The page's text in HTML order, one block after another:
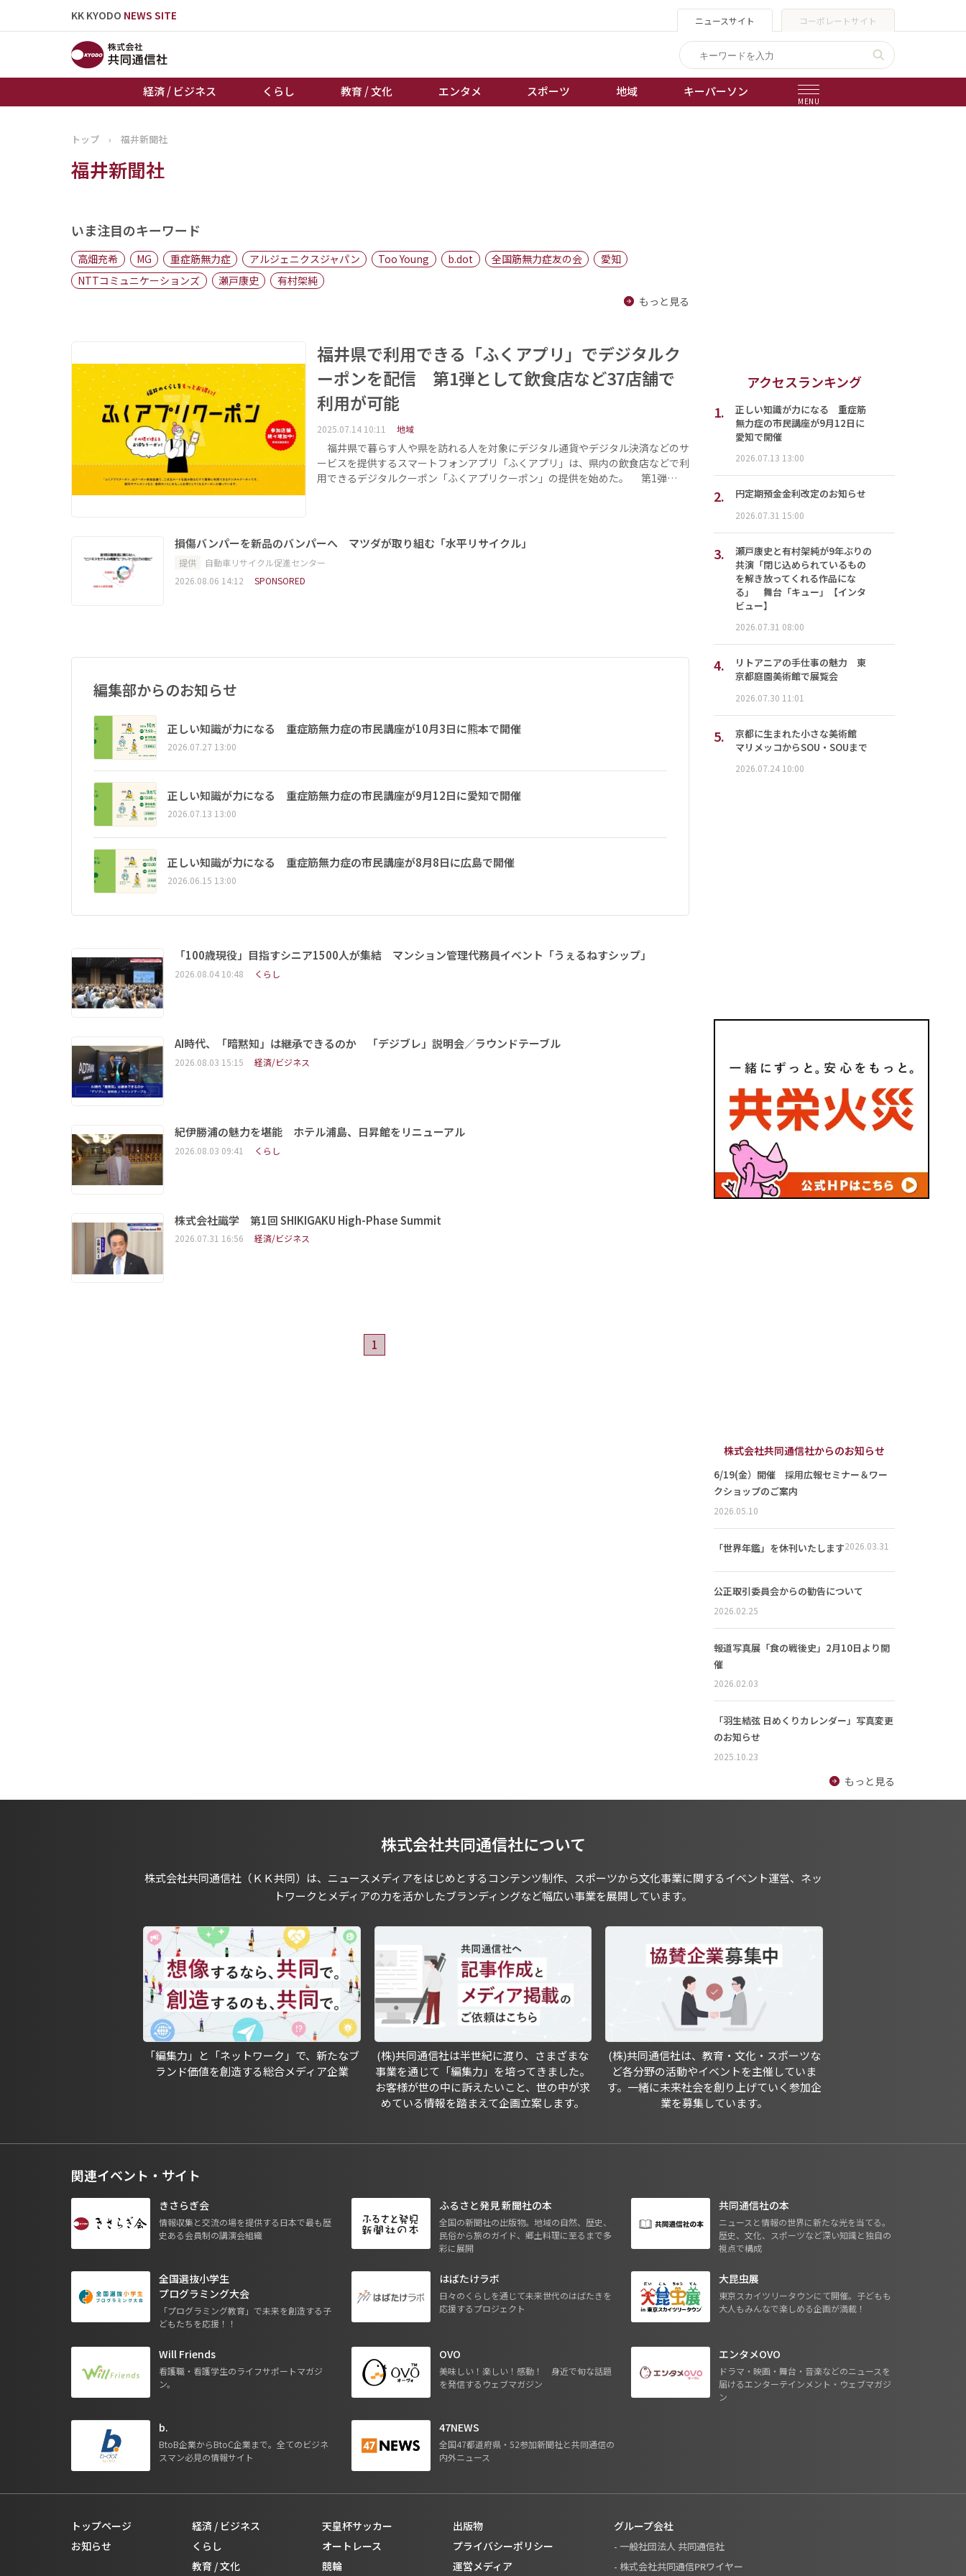
KK KYODO NEWS SITE ニュースサイト コーポレートサイト
経済 / ビジネス くらし 教育 / 文化 エンタメ スポーツ 地域 キーパーソン
MENU
トップページ
お知らせ
地域
棋王戦
トップ › 福井新聞社
福井新聞社
いま注目のキーワード
高畑充希 MG 重症筋無力症 アルジェニクスジャパン Too Young b.dot 全国筋無力症友の会
愛知
NTTコミュニケーションズ
瀬戸康史
有村架純
もっと見る
福井県で利用できる「ふくアプリ」でデジタルク
ーポンを配信 第1弾として飲食店など37店舗で
利用が可能
2025.07.14 10:11 地域
福井県で暮らす人や県を訪れる人を対象にデジタル通貨やデジタル決済などのサ
ービスを提供するスマートフォンアプリ「ふくアプリ」は、県内の飲食店などで利
用できるデジタルクーポン「ふくアプリクーポン」の提供を始めた。 第1弾…
損傷バンパーを新品のバンパーへ マツダが取り組む「水平リサイクル」
提供
自動車リサイクル促進センター
2026.08.06 14:12
SPONSORED
編集部からのお知らせ
正しい知識が力になる 重症筋無力症の市民講座が10月3日に熊本で開催
2026.07.27 13:00
正しい知識が力になる 重症筋無力症の市民講座が9月12日に愛知で開催
2026.07.13 13:00
正しい知識が力になる 重症筋無力症の市民講座が8月8日に広島で開催
2026.06.15 13:00
「100歳現役」目指すシニア1500人が集結 マンション管理代務員イベント「うぇるねすシップ」
2026.08.04 10:48 くらし
AI時代、「暗黙知」は継承できるのか 「デジブレ」説明会／ラウンドテーブル
2026.08.03 15:15 経済/ビジネス
紀伊勝浦の魅力を堪能 ホテル浦島、日昇館をリニューアル
2026.08.03 09:41 くらし
株式会社識学 第1回 SHIKIGAKU High-Phase Summit
2026.07.31 16:56 経済/ビジネス
1
アクセスランキング
1.
正しい知識が力になる 重症筋
無力症の市民講座が9月12日に
愛知で開催
2026.07.13 13:00
2. 円定期預金金利改定のお知らせ
2026.07.31 15:00
3.
瀬戸康史と有村架純が9年ぶりの
共演「閉じ込められているもの
を解き放ってくれる作品にな
る」 舞台「キュー」【インタ
ビュー】
2026.07.31 08:00
4.
リトアニアの手仕事の魅力 東
京都庭園美術館で展覧会
2026.07.30 11:01
5.
京都に生まれた小さな美術館
マリメッコからSOU・SOUまで
2026.07.24 10:00
株式会社共同通信社からのお知らせ
6/19(金）開催 採用広報セミナー＆ワー
クショップのご案内
2026.05.10
「世界年鑑」を休刊いたします2026.03.31
公正取引委員会からの勧告について
2026.02.25
報道写真展「食の戦後史」2月10日より開
催
2026.02.03
「羽生結弦 日めくりカレンダー」写真変更
のお知らせ
2025.10.23
もっと見る
株式会社共同通信社について
株式会社共同通信社（ＫＫ共同）は、ニュースメディアをはじめとするコンテンツ制作、スポーツから文化事業に関するイベント運営、ネッ
トワークとメディアの力を活かしたブランディングなど幅広い事業を展開しています。
「編集力」と「ネットワーク」で、新たなブ
ランド価値を創造する総合メディア企業
(株)共同通信社は半世紀に渡り、さまざまな
事業を通じて「編集力」を培ってきました。
お客様が世の中に訴えたいこと、世の中が求
めている情報を踏まえて企画立案します。
(株)共同通信社は、教育・文化・スポーツな
ど各分野の活動やイベントを主催していま
す。一緒に未来社会を創り上げていく参加企
業を募集しています。
関連イベント・サイト
きさらぎ会
情報収集と交流の場を提供する日本で最も歴
史ある会員制の講演会組織
ふるさと発見 新聞社の本
全国の新聞社の出版物。地域の自然、歴史、
民俗から旅のガイド、郷土料理に至るまで多
彩に展開
共同通信社の本
ニュースと情報の世界に新たな光を当てる。
歴史、文化、スポーツなど深い知識と独自の
視点で構成
全国選抜小学生
プログラミング大会
「プログラミング教育」で未来を創造する子
どもたちを応援！！
はばたけラボ
日々のくらしを通じて未来世代のはばたきを
応援するプロジェクト
大昆虫展
東京スカイツリータウンにて開催。子どもも
大人もみんなで楽しめる企画が満載！
Will Friends
看護職・看護学生のライフサポートマガジ
ン。
OVO
美味しい！楽しい！感動！ 身近で旬な話題
を発信するウェブマガジン
エンタメOVO
ドラマ・映画・舞台・音楽などのニュースを
届けるエンターテインメント・ウェブマガジ
ン
b.
BtoB企業からBtoC企業まで。全てのビジネ
スマン必見の情報サイト
47NEWS
全国47都道府県・52参加新聞社と共同通信の
内外ニュース
トップページ
お知らせ
経済 / ビジネス
くらし
教育 / 文化
天皇杯サッカー
オートレース
競輪
出版物
プライバシーポリシー
運営メディア
グループ会社
- 一般社団法人 共同通信社
- 株式会社共同通信PRワイヤー